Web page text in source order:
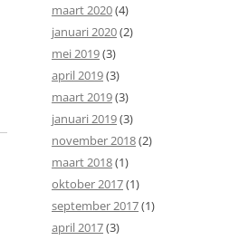
maart 2020(4)
januari 2020(2)
mei 2019(3)
april 2019(3)
maart 2019(3)
januari 2019(3)
november 2018(2)
maart 2018(1)
oktober 2017(1)
september 2017(1)
april 2017(3)